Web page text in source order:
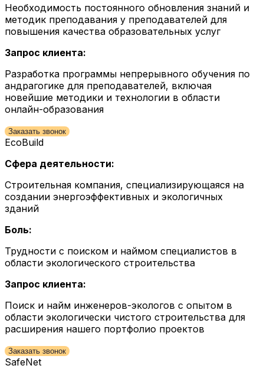
Необходимость постоянного обновления знаний и
методик преподавания у преподавателей для
повышения качества образовательных услуг
Запрос клиента:
Разработка программы непрерывного обучения по
андрагогике для преподавателей, включая
новейшие методики и технологии в области
онлайн-образования
Заказать звонок
EcoBuild
Сфера деятельности:
Строительная компания, специализирующаяся на
создании энергоэффективных и экологичных
зданий
Боль:
Трудности с поиском и наймом специалистов в
области экологического строительства
Запрос клиента:
Поиск и найм инженеров-экологов с опытом в
области экологически чистого строительства для
расширения нашего портфолио проектов
Заказать звонок
SafeNet